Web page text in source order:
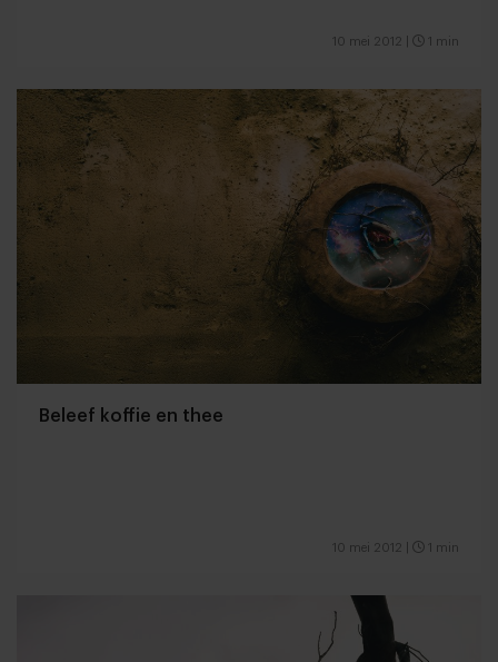
10 mei 2012 1 min
Beleef koffie en thee
10 mei 2012 1 min